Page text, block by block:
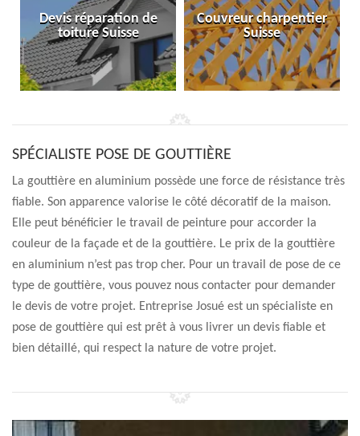
Devis réparation de
toiture Suisse
Couvreur charpentier
Suisse
SPÉCIALISTE POSE DE GOUTTIÈRE
La gouttière en aluminium possède une force de résistance très
fiable. Son apparence valorise le côté décoratif de la maison.
Elle peut bénéficier le travail de peinture pour accorder la
couleur de la façade et de la gouttière. Le prix de la gouttière
en aluminium n’est pas trop cher. Pour un travail de pose de ce
type de gouttière, vous pouvez nous contacter pour demander
le devis de votre projet. Entreprise Josué est un spécialiste en
pose de gouttière qui est prêt à vous livrer un devis fiable et
bien détaillé, qui respect la nature de votre projet.